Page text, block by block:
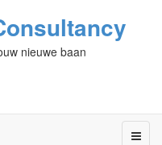
nieuwe baan